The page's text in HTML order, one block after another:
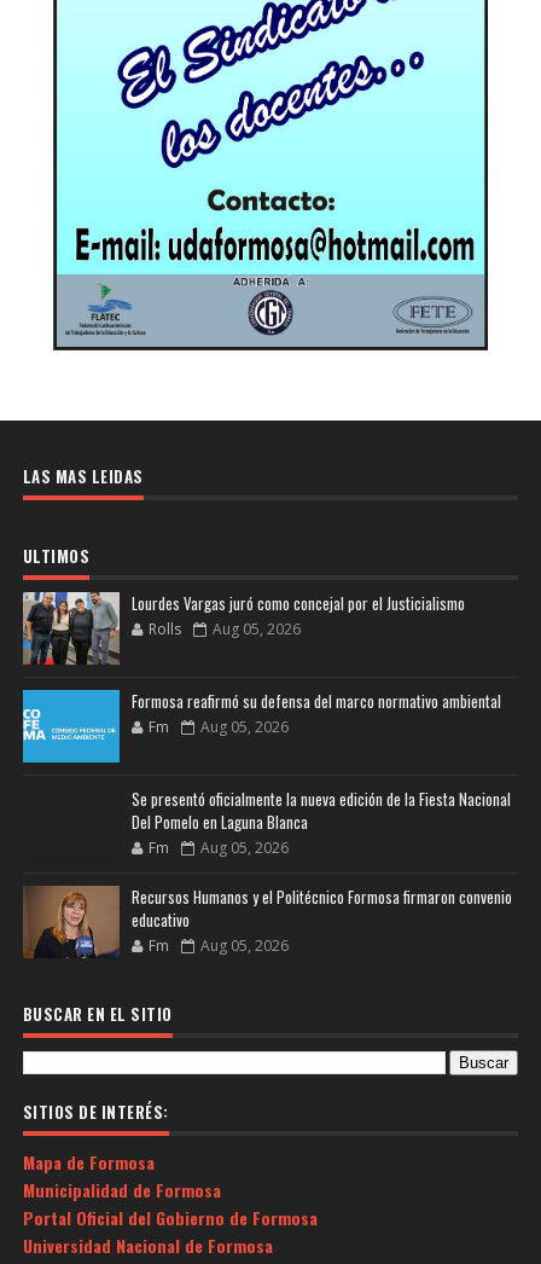
LAS MAS LEIDAS
ULTIMOS
Lourdes Vargas juró como concejal por el Justicialismo
Rolls Aug 05, 2026
Formosa reafirmó su defensa del marco normativo ambiental
Fm Aug 05, 2026
Se presentó oficialmente la nueva edición de la Fiesta Nacional
Del Pomelo en Laguna Blanca
Fm Aug 05, 2026
Recursos Humanos y el Politécnico Formosa firmaron convenio
educativo
Fm Aug 05, 2026
BUSCAR EN EL SITIO
SITIOS DE INTERÉS:
Mapa de Formosa
Municipalidad de Formosa
Portal Oficial del Gobierno de Formosa
Universidad Nacional de Formosa